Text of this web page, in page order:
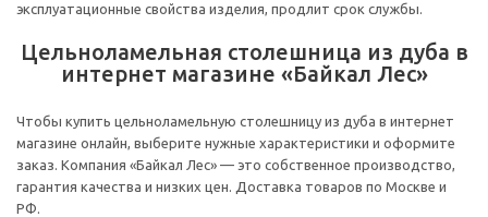
эксплуатационные свойства изделия, продлит срок службы.
Цельноламельная столешница из дуба в
интернет магазине «Байкал Лес»
Чтобы купить цельноламельную столешницу из дуба в интернет
магазине онлайн, выберите нужные характеристики и оформите
заказ. Компания «Байкал Лес» — это собственное производство,
гарантия качества и низких цен. Доставка товаров по Москве и
РФ.